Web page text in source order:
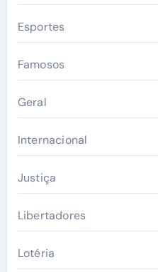
Esportes
Famosos
Geral
Internacional
Justiça
Libertadores
Lotéria